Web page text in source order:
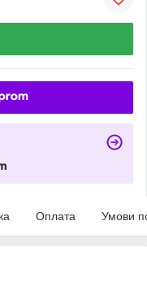
Оплата Умови